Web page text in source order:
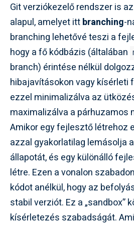
Git verziókezelő rendszer is
alapul, amelyet ittbranching-
branching lehetővé teszi a
hogy a fő kódbázis (általában
branch) érintése nélkül
hibajavításokon vagy kísérleti
ezzel minimalizálva az
maximalizálva a párhuzamos
Amikor egy fejlesztő létrehoz
azzal gyakorlatilag lemásolja
állapotát, és egy különálló
létre. Ezen a vonalon
kódot anélkül, hogy az
stabil verziót. Ez a „sandbox”
kísérletezés szabadságát.